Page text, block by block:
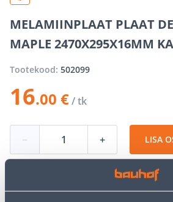
MELAMIINPLAAT PLAAT
MAPLE 2470X295X16MM
Tootekood: 502099
16.00 €/ tk
− + LISA